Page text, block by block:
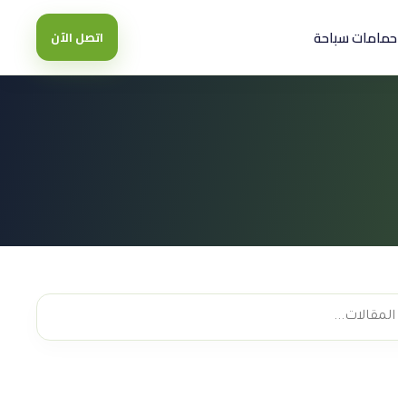
حمامات سباحة اتصل الآن